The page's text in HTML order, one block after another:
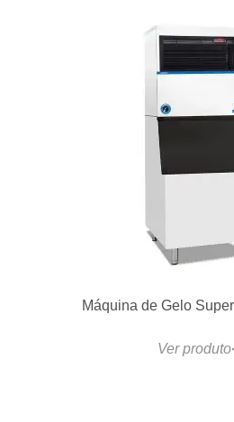
Máquina de Gelo
Ver produto